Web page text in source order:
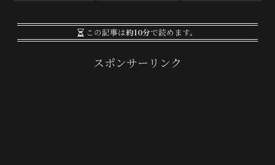
この記事は約10分で読めます。
スポンサーリンク